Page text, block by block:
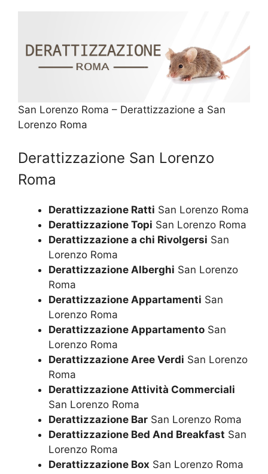
San Lorenzo Roma – Derattizzazione a San
Lorenzo Roma
Derattizzazione San Lorenzo
Roma
Derattizzazione Ratti San Lorenzo Roma
Derattizzazione Topi San Lorenzo Roma
Derattizzazione a chi Rivolgersi San
Lorenzo Roma
Derattizzazione Alberghi San Lorenzo
Roma
Derattizzazione Appartamenti San
Lorenzo Roma
Derattizzazione Appartamento San
Lorenzo Roma
Derattizzazione Aree Verdi San Lorenzo
Roma
Derattizzazione Attività Commerciali
San Lorenzo Roma
Derattizzazione Bar San Lorenzo Roma
Derattizzazione Bed And Breakfast San
Lorenzo Roma
Derattizzazione Box San Lorenzo Roma